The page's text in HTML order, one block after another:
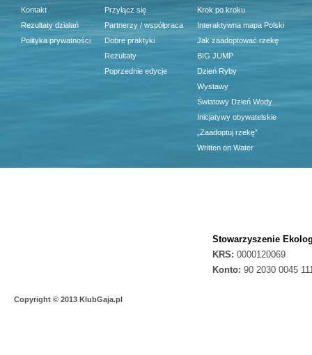
Kontakt
Rezultaty działań
Polityka prywatności
Przyłącz się
Partnerzy / współpraca
Dobre praktyki
Rezultaty
Poprzednie edycje
Krok po kroku
Interaktywna mapa Polski
Jak zaadoptować rzekę
BIG JUMP
Dzień Ryby
Wystawy
Światowy Dzień Wody
Inicjatywy obywatelskie
„Zaadoptuj rzekę”
Written on Water
Stowarzyszenie
KRS: 0000120069
Konto: 90 2030 0045
Copyright © 2013 KlubGaja.pl